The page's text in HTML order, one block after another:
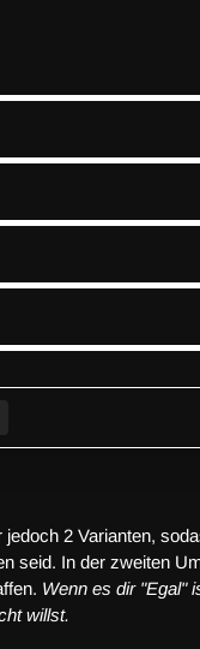
2 Varianten,
seid. In der zweiten
Wenn es dir "Egal"
willst.